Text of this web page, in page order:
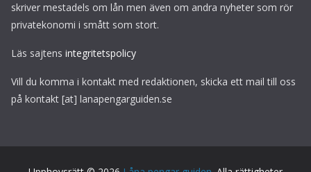
skriver mestadels om lån men även om andra nyheter som rör
privatekonomi i smått som stort.
Läs sajtens integritetspolicy
Vill du komma i kontakt med redaktionen, skicka ett mail till oss
på kontakt [at] lanapengarguiden.se